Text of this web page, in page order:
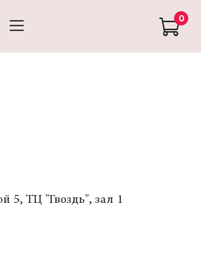
0
5, ТЦ "Гвоздь", зал 1